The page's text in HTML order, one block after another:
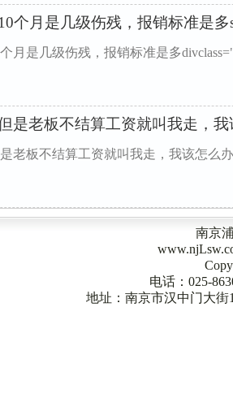
个月是几级伤残，报销标准是多
月是几级伤残，报销标准是多
是老板不结算工资就叫我走，
老板不结算工资就叫我走，我该怎么办
南京
电话：025-
地址：南京市汉中门大